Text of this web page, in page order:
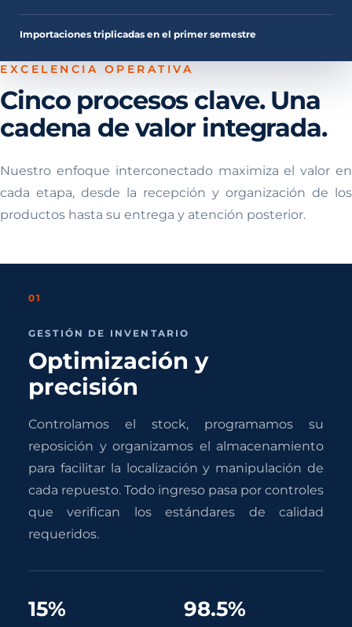
Importaciones triplicadas en el primer semestre
EXCELENCIA OPERATIVA
Cinco procesos clave. Una
cadena de valor integrada.
Nuestro enfoque interconectado maximiza el valor en
cada etapa, desde la recepción y organización de los
productos hasta su entrega y atención posterior.
01
GESTIÓN DE INVENTARIO
Optimización y
precisión
Controlamos el stock, programamos su
reposición y organizamos el almacenamiento
para facilitar la localización y manipulación de
cada repuesto. Todo ingreso pasa por controles
que verifican los estándares de calidad
requeridos.
15% 98.5%